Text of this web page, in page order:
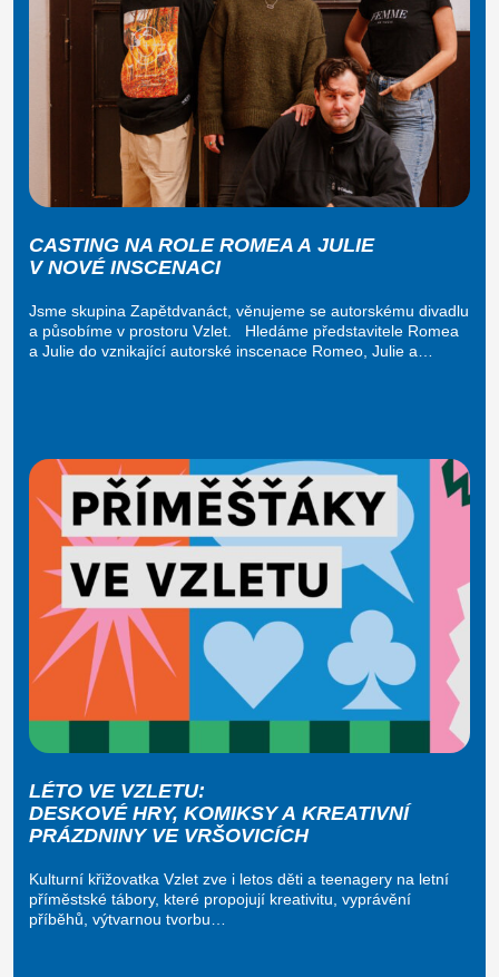
CASTING NA ROLE ROMEA A JULIE
V NOVÉ INSCENACI
Jsme skupina Zapětdvanáct, věnujeme se autorskému divadlu
a působíme v prostoru Vzlet. Hledáme představitele Romea
a Julie do vznikající autorské inscenace Romeo, Julie a…
LÉTO VE VZLETU:
DESKOVÉ HRY, KOMIKSY A KREATIVNÍ
PRÁZDNINY VE VRŠOVICÍCH
Kulturní křižovatka Vzlet zve i letos děti a teenagery na letní
příměstské tábory, které propojují kreativitu, vyprávění
příběhů, výtvarnou tvorbu…